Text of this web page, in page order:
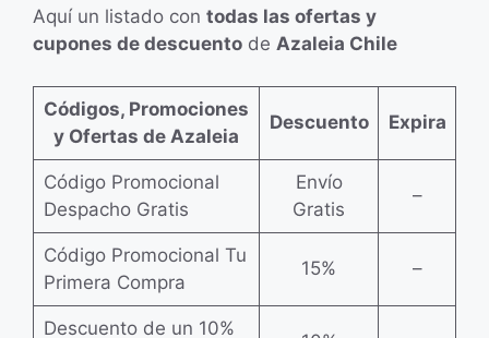
Aquí un listado con todas las ofertas y
cupones de descuento de Azaleia Chile
Códigos, Promociones
y Ofertas de Azaleia
Descuento Expira
Código Promocional
Despacho Gratis
Envío
Gratis
–
Código Promocional Tu
Primera Compra
15% –
Descuento de un 10%